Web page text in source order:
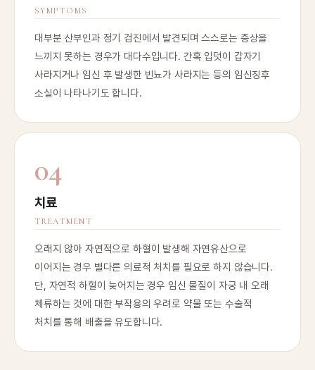
SYMPTOMS
대부분 산부인과 정기 검진에서 발견되며 스스로는 증상을
느끼지 못하는 경우가 대다수입니다. 간혹 입덧이 갑자기
사라지거나 임신 후 발생한 빈뇨가 사라지는 등의 임신징후
소실이 나타나기도 합니다.
04
치료
TREATMENT
오래지 않아 자연적으로 하혈이 발생해 자연유산으로
이어지는 경우 별다른 의료적 처치를 필요로 하지 않습니다.
단, 자연적 하혈이 늦어지는 경우 임신 물질이 자궁 내 오래
체류하는 것에 대한 부작용의 우려로 약물 또는 수술적
처치를 통해 배출을 유도합니다.